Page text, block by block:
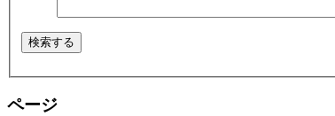
ページ